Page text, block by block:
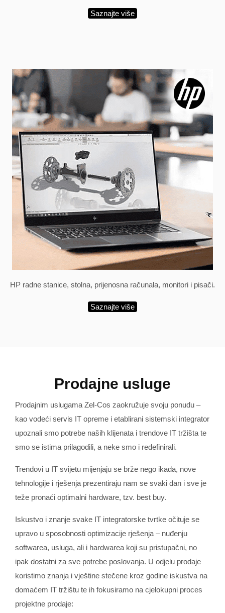
Saznajte više
HP radne stanice, stolna, prijenosna računala, monitori i pisači.
Saznajte više
Prodajne usluge
Prodajnim uslugama Zel-Cos zaokružuje svoju ponudu –
kao vodeći servis IT opreme i etablirani sistemski integrator
upoznali smo potrebe naših klijenata i trendove IT tržišta te
smo se istima prilagodili, a neke smo i redefinirali.
Trendovi u IT svijetu mijenjaju se brže nego ikada, nove
tehnologije i rješenja prezentiraju nam se svaki dan i sve je
teže pronaći optimalni hardware, tzv. best buy.
Iskustvo i znanje svake IT integratorske tvrtke očituje se
upravo u sposobnosti optimizacije rješenja – nuđenju
softwarea, usluga, ali i hardwarea koji su pristupačni, no
ipak dostatni za sve potrebe poslovanja. U odjelu prodaje
koristimo znanja i vještine stečene kroz godine iskustva na
domaćem IT tržištu te ih fokusiramo na cjelokupni proces
projektne prodaje: